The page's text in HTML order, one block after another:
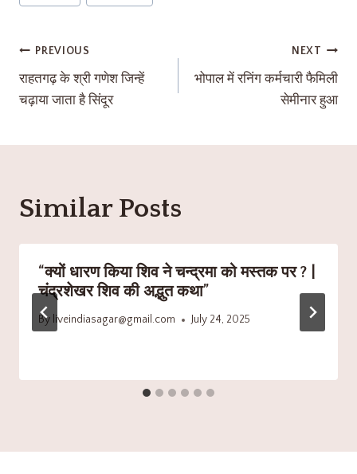
PREVIOUS
राहतगढ़ के श्री गणेश जिन्हें
चढ़ाया जाता है सिंदूर
NEXT
भोपाल में रनिंग कर्मचारी फैमिली
सेमीनार हुआ
Similar Posts
“क्यों धारण किया शिव ने चन्द्रमा को मस्तक पर ? |
चंद्रशेखर शिव की अद्भुत कथा”
By liveindiasagar@gmail.com July 24, 2025